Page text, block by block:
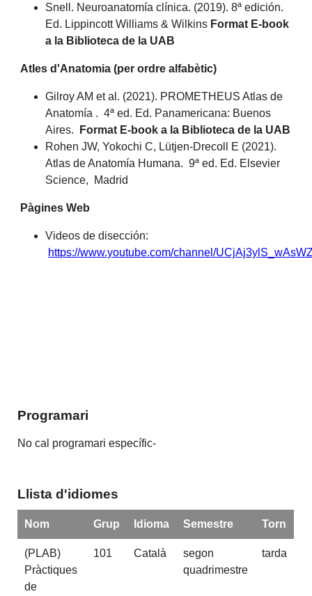
Snell. Neuroanatomía clínica. (2019). 8ª edición.
Ed. Lippincott Williams & Wilkins Format E-book
a la Biblioteca de la UAB
Atles d'Anatomia (per ordre alfabètic)
Gilroy AM et al. (2021). PROMETHEUS Atlas de
Anatomía . 4ª ed. Ed. Panamericana: Buenos
Aires.
Format E-book a la Biblioteca de la UAB
Rohen JW, Yokochi C, Lütjen-Drecoll E (2021).
Atlas de Anatomía Humana. 9ª ed. Ed. Elsevier
Science, Madrid
Pàgines Web
Videos de disección:
https://www.youtube.com/channel/
Programari
No cal programari específic-
Llista d'idiomes
Nom Grup Idioma Semestre Torn
(PLAB)
Pràctiques
de
101 Català
segon
quadrimestre
tarda